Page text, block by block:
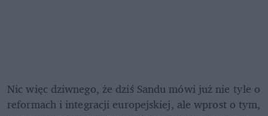
Nic więc dziwnego, że dziś Sandu mówi już nie tyle o
reformach i integracji europejskiej, ale wprost o tym,